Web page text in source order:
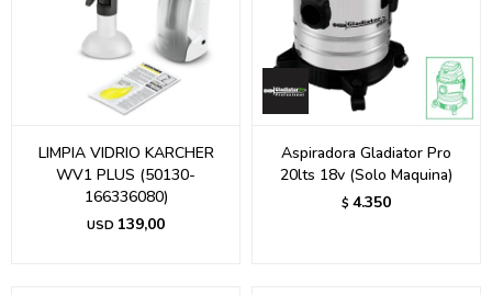
LIMPIA VIDRIO KARCHER
WV1 PLUS (50130-
166336080)
USD 139,00
Aspiradora Gladiator Pro
20lts 18v (Solo Maquina)
$ 4.350